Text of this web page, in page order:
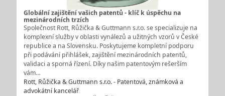
Globální zajištění vašich patentů - klíč k úspěchu na
mezinárodních trzích
Společnost Rott, Růžička & Guttmann s.r.o. se specializuje na
komplexní služby v oblasti vynálezů a užitných vzorů v České
republice a na Slovensku. Poskytujeme kompletní podporu
při podávání přihlášek, zajištění mezinárodních patentů,
validaci a sporná řízení. Díky našim patentovým rešerším
vám…
Rott, Růžička & Guttmann s.r.o. - Patentová, známková a
advokátní kancelář